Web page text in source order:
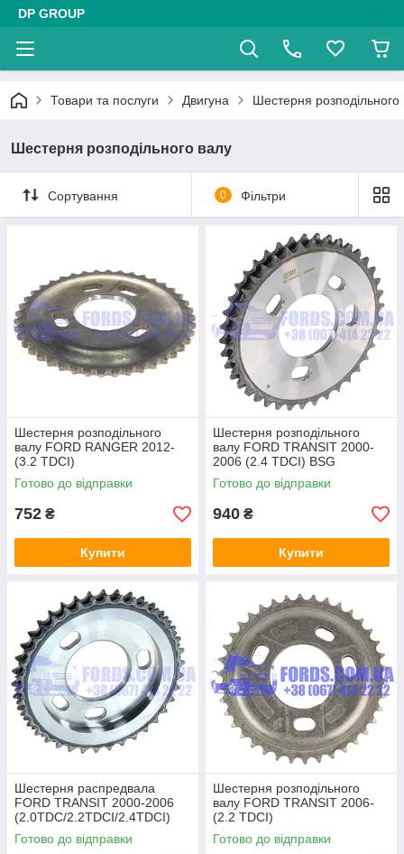
DP GROUP
Товари та послуги Двигуна Шестерня розподільного
Шестерня розподільного валу
Сортування 0 Фільтри
Шестерня розподільного
валу FORD RANGER 2012-
(3.2 TDCI)
(1731304/BK3Q6256AB/HMPB
K3Q6256AB) HMPX
Готово до відправки
752 ₴
Купити
Шестерня розподільного
валу FORD TRANSIT 2000-
2006 (2.4 TDCI) BSG
Готово до відправки
940 ₴
Купити
Шестерня распредвала
FORD TRANSIT 2000-2006
(2.0TDC/2.2TDCI/2.4TDCI)
(1332268/4C1Q6B292AA/HMP
4C1Q6B292AA) HMPX
Готово до відправки
Шестерня розподільного
валу FORD TRANSIT 2006-
(2.2 TDCI)
(1576366/6C1Q6256AC/1576
366) ORIGINAL
Готово до відправки